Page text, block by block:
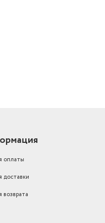
оплаты
доставки
возврата